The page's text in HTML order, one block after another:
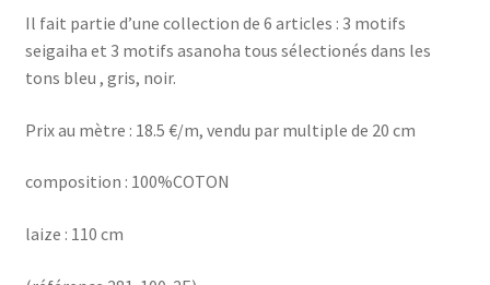
Il fait partie d’une collection de 6 articles : 3 motifs
seigaiha et 3 motifs asanoha tous sélectionés dans les
tons bleu , gris, noir.
Prix au mètre : 18.5 €/m, vendu par multiple de 20 cm
composition : 100%COTON
laize : 110 cm